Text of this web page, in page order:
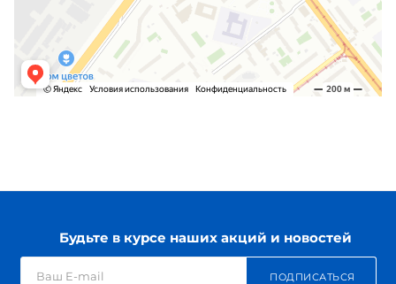
Будьте в курсе наших акций и новостей
ПОДПИСАТЬСЯ